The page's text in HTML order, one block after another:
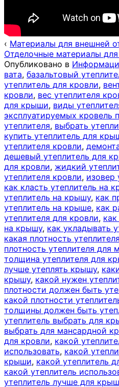
‹ Материалы для внешней
Отделочные материалы
Опубликовано в
вата, базальтовый
утеплитель для кровли,
кровли, вес утеплителя
для крыши, виды
эксплуатируемых кровель
утеплителя, выбрать
купить утеплитель для
утеплителя кровли,
дешевый утеплитель для
для кровли, жидкий
утеплителя кровли, изовер
как класть утеплитель на
утеплитель на крышу, как
утеплитель на крыше, как
утеплителя для кровли,
на крышу, как укладывать
какая плотность
плотность утеплителя
толщина утеплителя для
лучше утеплять крышу,
крышу, какой нужен
плотности должен быть
какой плотности
толщины должен быть
утеплитель выбрать для
выбрать для мансардной
для кровли, какой
использовать, какой
крыши, какой утеплитель
какой утеплитель
утеплитель лучше для